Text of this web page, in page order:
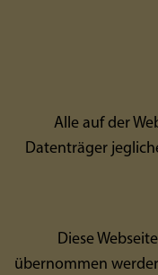
Alle auf der
Datenträger
Diese
übernommen